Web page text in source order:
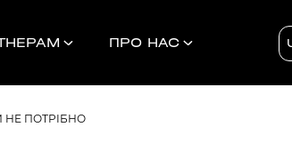
ПРО НАС
НЕ ПОТРІБНО